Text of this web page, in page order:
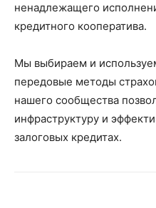
ненадлежащего
кредитного кооператива.
Мы выбираем и
передовые методы
нашего сообщества
инфраструктуру и
залоговых кредитах.